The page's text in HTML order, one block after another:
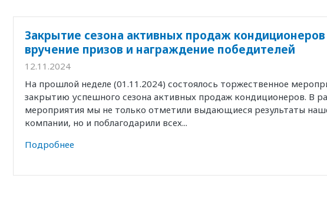
Закрытие сезона активных продаж кондиционеров
вручение призов и награждение победителей
12.11.2024
На прошлой неделе (01.11.2024) состоялось торжественное
закрытию успешного сезона активных продаж кондиционеров. В
мероприятия мы не только отметили выдающиеся результаты
компании, но и поблагодарили всех...
Подробнее